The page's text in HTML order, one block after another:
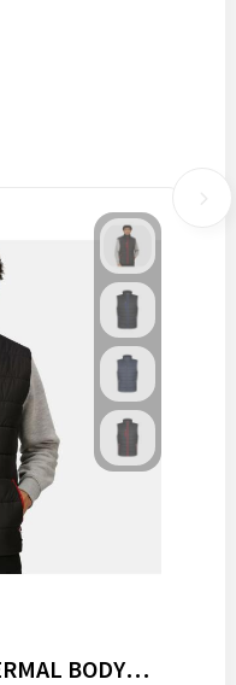
MEN'S NAVIGATE THERMAL BODYWARMER